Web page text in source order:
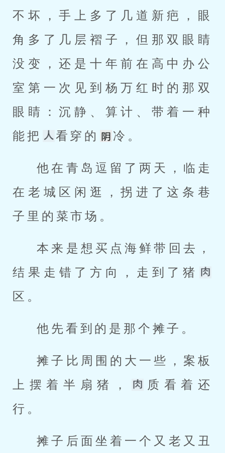
不坏，手上多了几道新疤，眼
角多了几层褶子，但那双眼睛
没变，还是十年前在高中办公
室第一次见到杨万红时的那双
眼睛：沉静、算计、带着一种
能把
看穿的 冷。
他在青岛逗留了两天，临走
在老城区闲逛，拐进了这条巷
子里的菜市场。
本来是想买点海鲜带回去，
结果走错了方向，走到了猪
区。
他先看到的是那个摊子。
摊子比周围的大一些，案板
上摆着半扇猪，
质看着还
行。
摊子后面坐着一个又老又丑